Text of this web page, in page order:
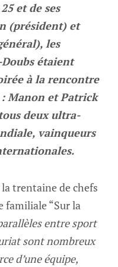
et de ses
(président) et
les
étaient
à la rencontre
Manon et Patrick
deux ultra-
vainqueurs
trentaine de chefs
familiale “Sur la
entre sport
sont nombreux
d’une équipe,